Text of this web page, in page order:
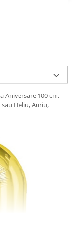
Aniversare 100 cm,
Heliu, Auriu,